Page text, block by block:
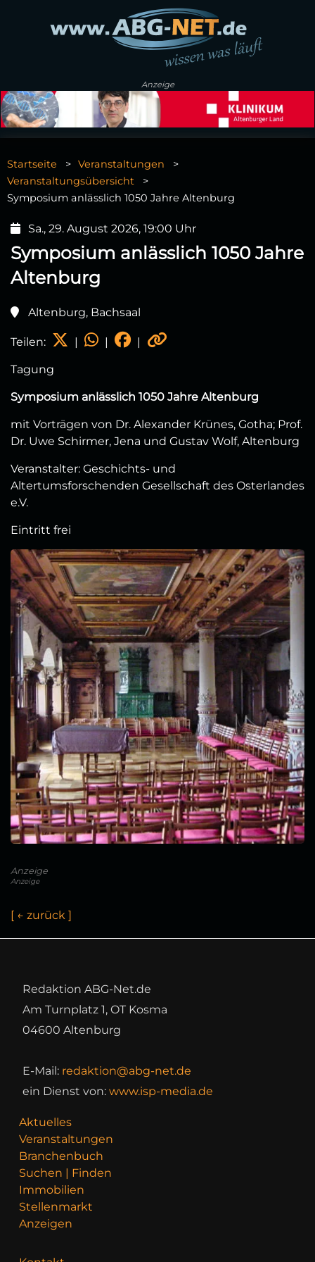
Anzeige
Startseite
Veranstaltungen
Veranstaltungsübersicht
Symposium anlässlich 1050 Jahre Altenburg
Sa., 29. August 2026, 19:00 Uhr
Symposium anlässlich 1050 Jahre
Altenburg
Altenburg, Bachsaal
Teilen: | | |
Tagung
Symposium anlässlich 1050 Jahre Altenburg
mit Vorträgen von Dr. Alexander Krünes, Gotha; Prof.
Dr. Uwe Schirmer, Jena und Gustav Wolf, Altenburg
Veranstalter: Geschichts- und
Altertumsforschenden Gesellschaft des Osterlandes
e.V.
Eintritt frei
Anzeige
Anzeige
[ ← zurück ]
Redaktion ABG-Net.de
Am Turnplatz 1, OT Kosma
04600 Altenburg
E-Mail: redaktion@abg-net.de
ein Dienst von: www.isp-media.de
Aktuelles
Veranstaltungen
Branchenbuch
Suchen | Finden
Immobilien
Stellenmarkt
Anzeigen